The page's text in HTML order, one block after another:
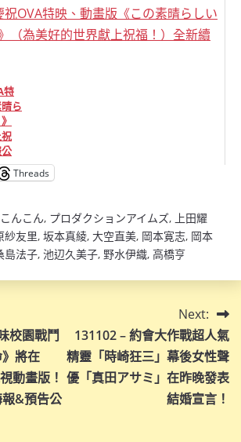
特
ら
Threads
こんこん, プロダクションアイムズ, 上田耀
紗友里, 坂本真綾, 大空直美, 岡本寛志, 岡本
島法子, 池辺久美子, 野水伊織, 高橋亨
校園戰鬥
將在
動畫版！
&預告公
Next:
131102 – 約會大作戰超人氣
精靈「時崎狂三」幕後女性聲
優「真田アサミ」在昨晚發表
結婚宣言！